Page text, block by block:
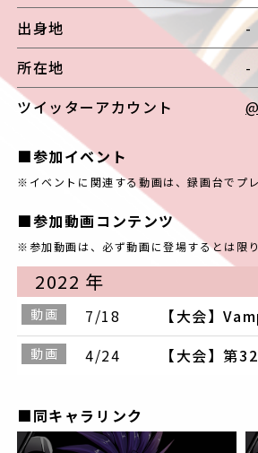
出身地
-
所在地
-
ツイッターアカウント
■参加イベント
※イベントに関連する動画は、録画台でプ
■参加動画コンテンツ
※参加動画は、必ず動画に登場するとは限り
2022 年
動画 7/18 【大会】
動画 4/24 【大会】第
■同キャラリンク